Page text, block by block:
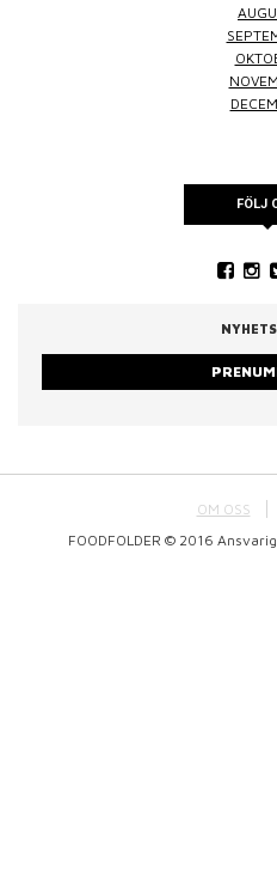
FÖLJ
OM OSS
FOODFOLDER © 2016